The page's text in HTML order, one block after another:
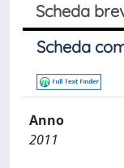
Scheda
Scheda
Anno
2011